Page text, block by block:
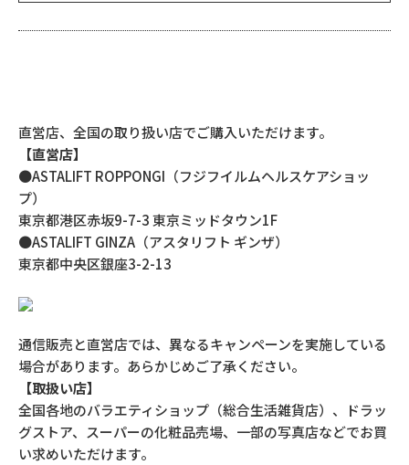
直営店、全国の取り扱い店でご購入いただけます。
【直営店】
●ASTALIFT ROPPONGI（フジフイルムヘルスケアショッ
プ）
東京都港区赤坂9-7-3 東京ミッドタウン1F
●ASTALIFT GINZA（アスタリフト ギンザ）
東京都中央区銀座3-2-13
通信販売と直営店では、異なるキャンペーンを実施している
場合があります。あらかじめご了承ください。
【取扱い店】
全国各地のバラエティショップ（総合生活雑貨店）、ドラッ
グストア、スーパーの化粧品売場、一部の写真店などでお買
い求めいただけます。